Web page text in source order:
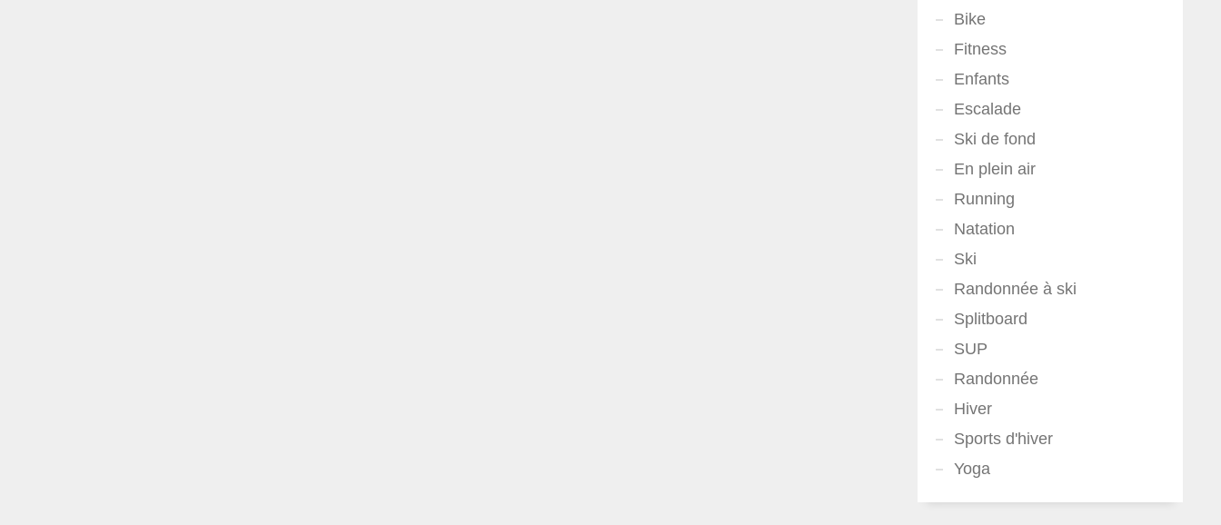
Bike
Fitness
Enfants
Escalade
Ski de fond
En plein air
Running
Natation
Ski
Randonnée à ski
Splitboard
SUP
Randonnée
Hiver
Sports d'hiver
Yoga